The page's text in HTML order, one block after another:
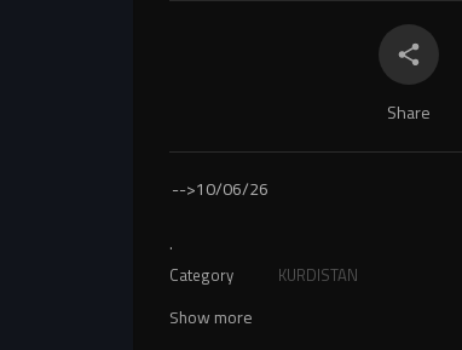
Share
-->10/06/26
.
Category KURDISTAN
Show more